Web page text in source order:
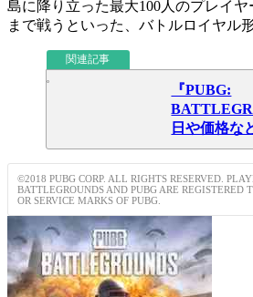
島に降り立った最大100人のプレイ
まで戦うといった、 バトルロイヤル
関連記事
『PUBG:
日や価格な
©2018 PUBG CORP. ALL RIGHTS RESERVED.
BATTLEGROUNDS AND PUBG ARE REGISTERED
OR SERVICE MARKS OF PUBG.